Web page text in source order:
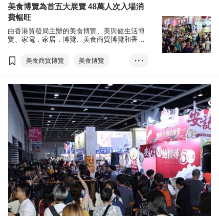
EXHIBITION+
商對易
Click2Match
Scan2Match
亞洲鐘表研討會
香港鐘表設計比賽
美食博覽為首五大展覽 48萬人次入場消
費暢旺
由香港貿發局主辦的美食博覽、美與健生活博
覽、家電．家居．博覽、美食商貿博覽和香港
入場，人均消費1,500元。
美食商貿博覽
美食博覽
家電．家品．博覽
美與健生活博覽
香港國際茶展
國際現代化中醫藥及健康產品會議
電子消費券
張淑芬
EXHIBITION+
商對易
掃碼易
• • •